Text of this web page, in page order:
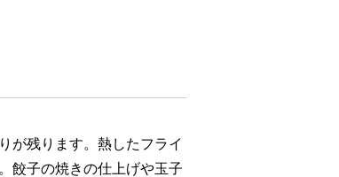
が残ります。熱したフライ
餃子の焼きの仕上げや玉子